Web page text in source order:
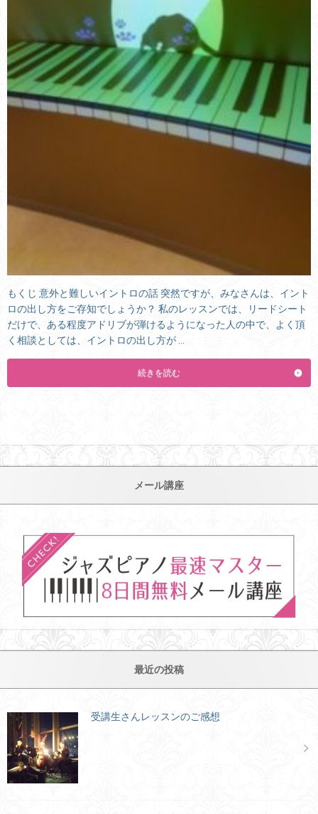
もくじ 意外と難しいイントロの話 突然ですが、みなさんは、イント
ロの出し方をご存知でしょうか？ 私のレッスンでは、リードシート
だけで、ある程度アドリブが弾けるようになった人の中で、よく頂
く相談としては、イントロの出し方が …
続きを読む
メール講座
最近の投稿
受講生さんレッスンのご感想